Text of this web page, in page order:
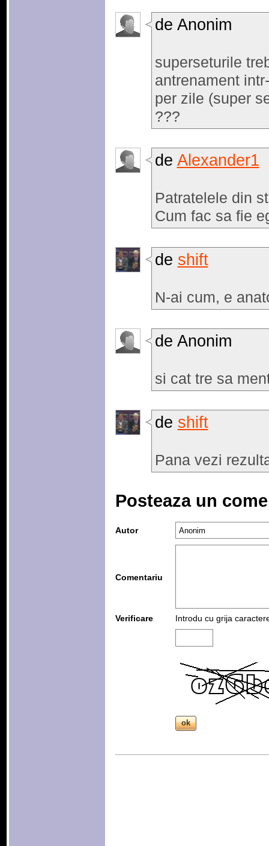
de Anonim
superseturile
antrenament
per zile (super
???
de Alexander1
Patratelele din
Cum fac sa fie
de shift
N-ai cum, e
de Anonim
si cat tre sa
de shift
Pana vezi
Posteaza un
Autor
Comentariu
Verificare Introdu cu grija